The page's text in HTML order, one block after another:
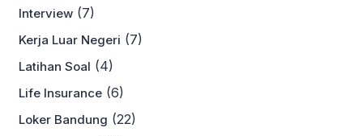
Interview (7)
Kerja Luar Negeri (7)
Latihan Soal (4)
Life Insurance (6)
Loker Bandung (22)